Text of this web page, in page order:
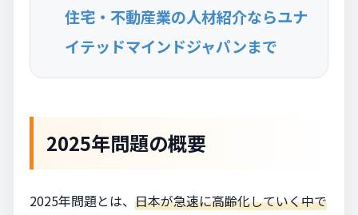
住宅・不動産業の人材紹介ならユナ
イテッドマインドジャパンまで
2025年問題の概要
2025年問題とは、 日本が急速に高齢化していく中で